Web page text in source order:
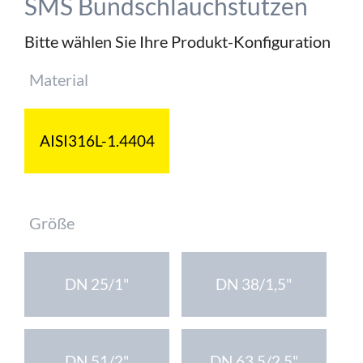
Bitte wählen Sie Ihre Produkt-Konfiguration
Pflichtfeld
Material
AISI316L-1.4404
Pflichtfeld
Größe
DN 25/1" DN 38/1,5"